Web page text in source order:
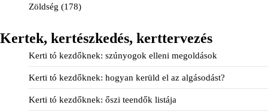
Zöldség (178)
Kertek, kertészkedés, kerttervezés
Kerti tó kezdőknek: szúnyogok elleni megoldások
Kerti tó kezdőknek: hogyan kerüld el az algásodást?
Kerti tó kezdőknek: őszi teendők listája